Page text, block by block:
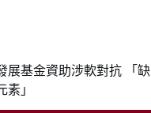
展基金資助涉軟對抗 「缺
素」